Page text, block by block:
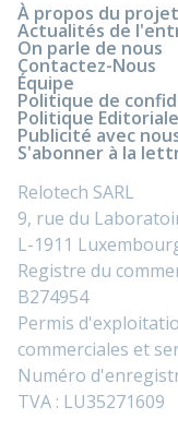
À propos du projet
Actualités de
On parle de nous
Contactez-Nous
Équipe
Politique de
Politique Editoriale
Publicité avec
S'abonner à la
Relotech SARL
9, rue du
L-1911
Registre du
B274954
Permis
commerciales et
Numéro
TVA : LU35271609